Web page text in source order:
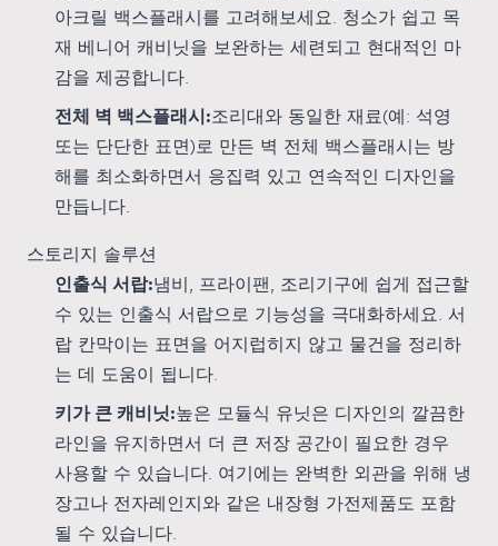
아크릴 백스플래시를 고려해보세요. 청소가 쉽고 목
재 베니어 캐비닛을 보완하는 세련되고 현대적인 마
감을 제공합니다.
전체 벽 백스플래시:조리대와 동일한 재료(예: 석영
또는 단단한 표면)로 만든 벽 전체 백스플래시는 방
해를 최소화하면서 응집력 있고 연속적인 디자인을
만듭니다.
스토리지 솔루션
인출식 서랍:냄비, 프라이팬, 조리기구에 쉽게 접근할
수 있는 인출식 서랍으로 기능성을 극대화하세요. 서
랍 칸막이는 표면을 어지럽히지 않고 물건을 정리하
는 데 도움이 됩니다.
키가 큰 캐비닛:높은 모듈식 유닛은 디자인의 깔끔한
라인을 유지하면서 더 큰 저장 공간이 필요한 경우
사용할 수 있습니다. 여기에는 완벽한 외관을 위해 냉
장고나 전자레인지와 같은 내장형 가전제품도 포함
될 수 있습니다.